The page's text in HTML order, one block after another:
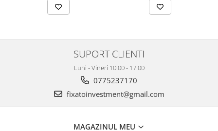
SUPORT CLIENTI
Luni - Vineri 10:00 - 17:00
0775237170
fixatoinvestment@gmail.com
MAGAZINUL MEU